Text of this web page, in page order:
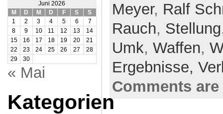
Juni 2026
M
D M D F S
S
1
2 3 4 5 6
7
8
9 10 11 12 13
14
15
16 17 18 19 20
21
22
23 24 25 26 27
28
29
30
« Mai
Kategorien
Meyer, Ralf
Rauch, Stellung
Umk, Waffen,
Ergebnisse,
Comments